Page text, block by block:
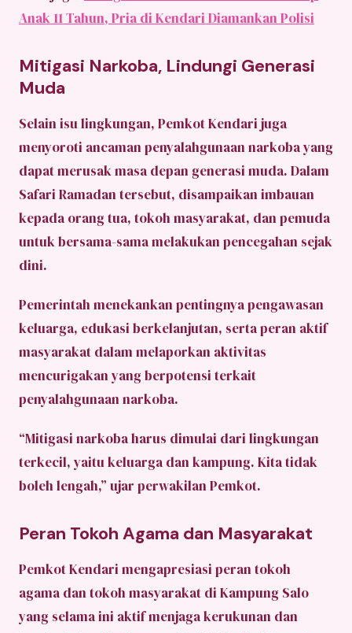
Anak 11 Tahun, Pria di Kendari Diamankan Polisi
Mitigasi Narkoba, Lindungi Generasi
Muda
Selain isu lingkungan, Pemkot Kendari juga
menyoroti ancaman penyalahgunaan narkoba yang
dapat merusak masa depan generasi muda. Dalam
Safari Ramadan tersebut, disampaikan imbauan
kepada orang tua, tokoh masyarakat, dan pemuda
untuk bersama-sama melakukan pencegahan sejak
dini.
Pemerintah menekankan pentingnya pengawasan
keluarga, edukasi berkelanjutan, serta peran aktif
masyarakat dalam melaporkan aktivitas
mencurigakan yang berpotensi terkait
penyalahgunaan narkoba.
“Mitigasi narkoba harus dimulai dari lingkungan
terkecil, yaitu keluarga dan kampung. Kita tidak
boleh lengah,” ujar perwakilan Pemkot.
Peran Tokoh Agama dan Masyarakat
Pemkot Kendari mengapresiasi peran tokoh
agama dan tokoh masyarakat di Kampung Salo
yang selama ini aktif menjaga kerukunan dan